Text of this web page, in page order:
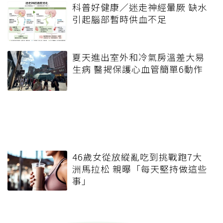
科普好健康／迷走神經暈厥 缺水
引起腦部暫時供血不足
夏天進出室外和冷氣房溫差大易
生病 醫揭保護心血管簡單6動作
46歲女從放縱亂吃到挑戰跑7大
洲馬拉松 親曝「每天堅持做這些
事」